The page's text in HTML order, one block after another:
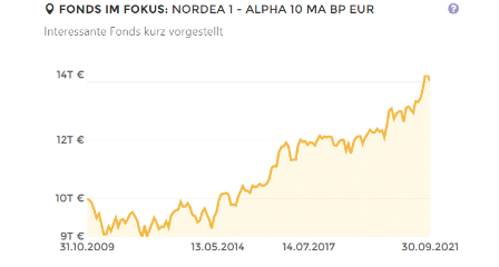
Alpha
MA:
Komplexität